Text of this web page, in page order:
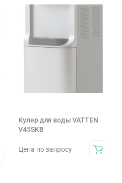
Кулер для воды VATTEN
V45SKB
Цена по запросу